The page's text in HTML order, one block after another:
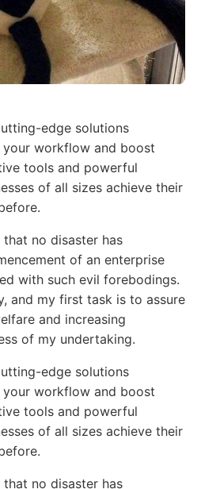
edge solutions
workflow and boost
tools and powerful
of all sizes achieve their
no disaster has
of an enterprise
with such evil forebodings.
and my first task is to assure
and increasing
of my undertaking.
edge solutions
workflow and boost
tools and powerful
of all sizes achieve their
no disaster has